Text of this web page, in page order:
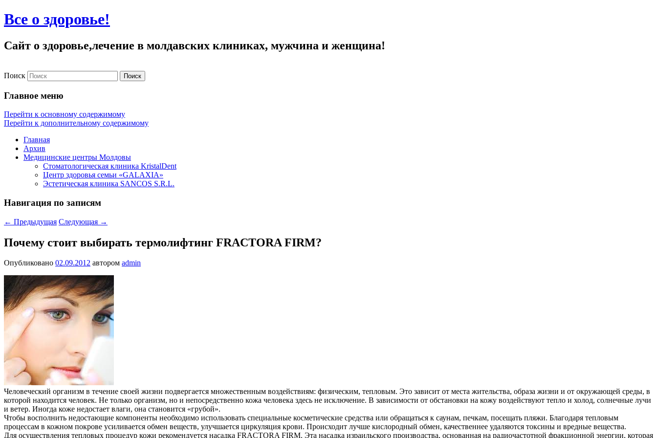
Все о здоровье!
Сайт о здоровье,лечение в молдавских клиниках, мужчина и женщина!
Поиск
Главное меню
Перейти к основному содержимому
Перейти к дополнительному содержимому
Главная
Архив
Медицинские центры Молдовы
Стоматологическая клиника KristalDent
Центр здоровья семьи «GALAXIA»
Эстетическая клиника SANCOS S.R.L.
Навигация по записям
← Предыдущая Следующая →
Почему стоит выбирать термолифтинг FRACTORA FIRM?
Опубликовано 02.09.2012 автором admin
Человеческий организм в течение своей жизни подвергается множественным воздействиям: физическим, тепловым. Это зависит от места жительства, образа жизни и от окружающей среды, в
которой находится человек. Не только организм, но и непосредственно кожа человека здесь не исключение. В зависимости от обстановки на кожу воздействуют тепло и холод, солнечные лучи
и ветер. Иногда коже недостает влаги, она становится «грубой».
Чтобы восполнить недостающие компоненты необходимо использовать специальные косметические средства или обращаться к саунам, печкам, посещать пляжи. Благодаря тепловым
процессам в кожном покрове усиливается обмен веществ, улучшается циркуляция крови. Происходит лучше кислородный обмен, качественнее удаляются токсины и вредные вещества.
Для осуществления тепловых процедур кожи рекомендуется насадка FRACTORA FIRM. Эта насадка израильского производства, основанная на радиочастотной фракционной энергии, которая